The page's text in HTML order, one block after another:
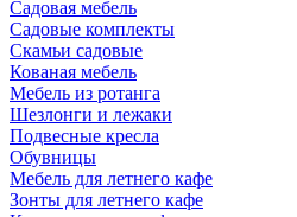
Садовая мебель
Садовые комплекты
Скамьи садовые
Кованая мебель
Мебель из ротанга
Шезлонги и лежаки
Подвесные кресла
Обувницы
Мебель для летнего кафе
Зонты для летнего кафе